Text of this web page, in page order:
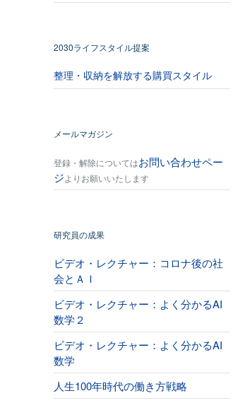
2030ライフスタイル提案
整理・収納を解放する購買スタイル
メールマガジン
登録・解除についてはお問い合わせペー
ジよりお願いいたします
研究員の成果
ビデオ・レクチャー：コロナ後の社
会とＡＩ
ビデオ・レクチャー：よく分かるAI
数学２
ビデオ・レクチャー：よく分かるAI
数学
人生100年時代の働き方戦略